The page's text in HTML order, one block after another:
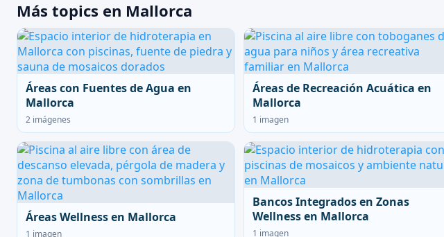
Más topics en Mallorca
Áreas con Fuentes de Agua en
Mallorca
2 imágenes
Áreas de Recreación Acuática en
Mallorca
1 imagen
Áreas Wellness en Mallorca
1 imagen
Bancos Integrados en Zonas
Wellness en Mallorca
1 imagen